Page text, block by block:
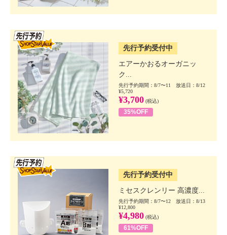
先行予約受付中
エアーかおるオーガニッ
ク...
先行予約期間：8/7〜11 放送日：8/12
¥5,720
¥3,700 (税込)
35%OFF
先行予約受付中
ミセスクレンリー 高濃度...
先行予約期間：8/7〜12 放送日：8/13
¥12,800
¥4,980 (税込)
61%OFF